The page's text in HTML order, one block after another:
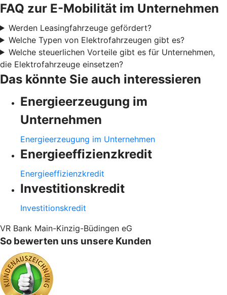
FAQ zur E-Mobilität im Unternehmen
Werden Leasingfahrzeuge gefördert?
Welche Typen von Elektrofahrzeugen gibt es?
Welche steuerlichen Vorteile gibt es für Unternehmen,
die Elektrofahrzeuge einsetzen?
Das könnte Sie auch interessieren
Energieerzeugung im
Unternehmen
Energieerzeugung im Unternehmen
Energieeffizienzkredit
Energieeffizienzkredit
Investitionskredit
Investitionskredit
VR Bank Main-Kinzig-Büdingen eG
So bewerten uns unsere Kunden